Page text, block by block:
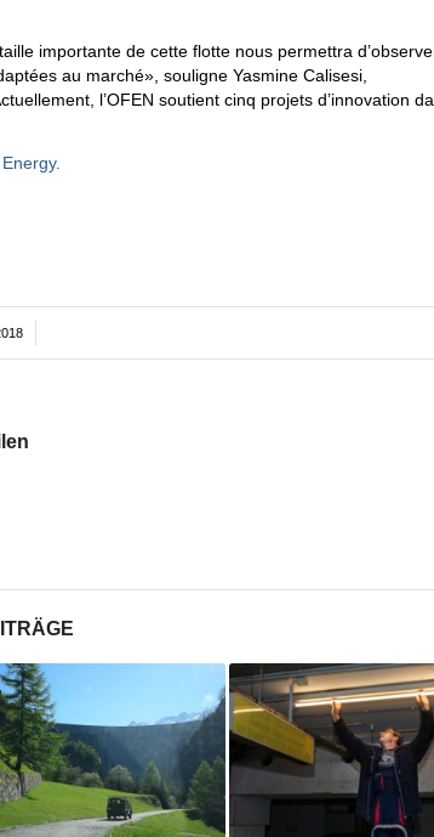
importante de cette flotte nous permettra
au marché», souligne Yasmine Calisesi,
l’OFEN soutient cinq projets d’innovation